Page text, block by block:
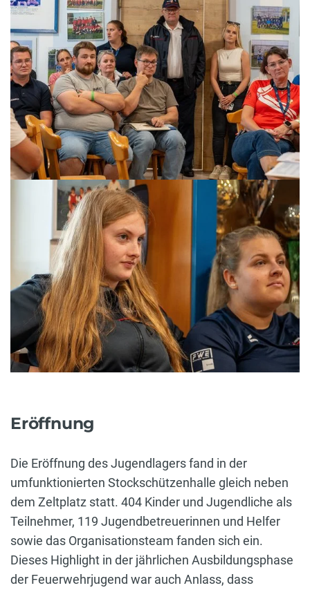
Eröffnung
Die Eröffnung des Jugendlagers fand in der
umfunktionierten Stockschützenhalle gleich neben
dem Zeltplatz statt. 404 Kinder und Jugendliche als
Teilnehmer, 119 Jugendbetreuerinnen und Helfer
sowie das Organisationsteam fanden sich ein.
Dieses Highlight in der jährlichen Ausbildungsphase
der Feuerwehrjugend war auch Anlass, dass